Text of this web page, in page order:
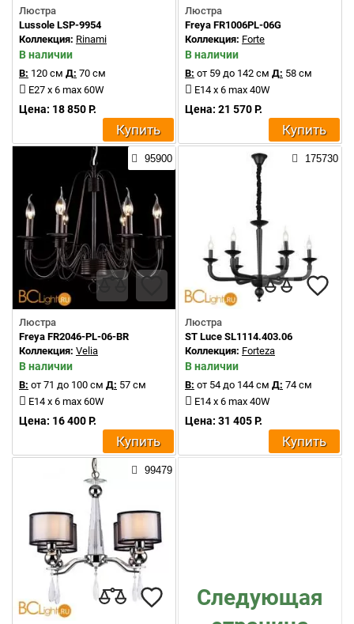
Люстра
Lussole LSP-9954
Коллекция: Rinami
В наличии
В: 120 см Д: 70 см
E27 x 6 max 60W
Цена: 18 850 Р.
Купить
Люстра
Freya FR1006PL-06G
Коллекция: Forte
В наличии
В: от 59 до 142 см Д: 58 см
E14 x 6 max 40W
Цена: 21 570 Р.
Купить
95900
Люстра
Freya FR2046-PL-06-BR
Коллекция: Velia
В наличии
В: от 71 до 100 см Д: 57 см
E14 x 6 max 60W
Цена: 16 400 Р.
Купить
175730
Люстра
ST Luce SL1114.403.06
Коллекция: Forteza
В наличии
В: от 54 до 144 см Д: 74 см
E14 x 6 max 40W
Цена: 31 405 Р.
Купить
99479
Следующая